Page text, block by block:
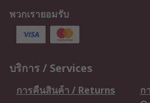
พวกเรายอมรับ
บริการ / Services
การคืนสินค้า / Returns
ก